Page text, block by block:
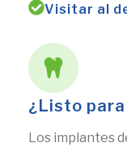
Visitar al
¿Listo
Los implantes